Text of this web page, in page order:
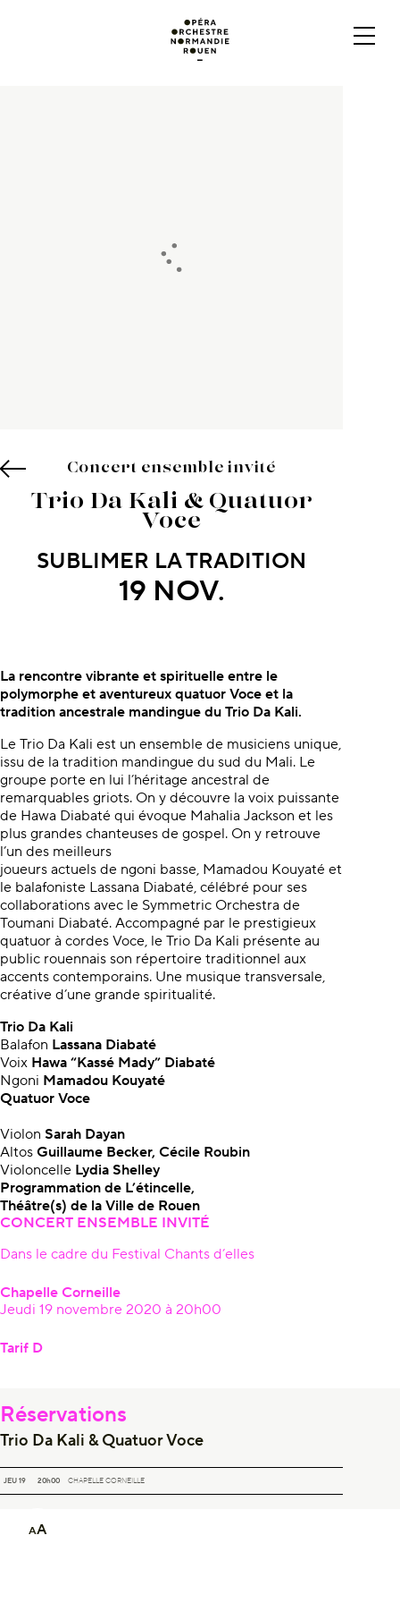
AA
Concert ensemble invité
Trio Da Kali & Quatuor
Voce
SUBLIMER LA TRADITION
19 NOV.
À propos du concert
La rencontre vibrante et spirituelle entre le
polymorphe et aventureux quatuor Voce et la
tradition ancestrale mandingue du Trio Da Kali.
Le Trio Da Kali est un ensemble de musiciens unique,
issu de la tradition mandingue du sud du Mali. Le
groupe porte en lui l’héritage ancestral de
remarquables griots. On y découvre la voix puissante
de Hawa Diabaté qui évoque Mahalia Jackson et les
plus grandes chanteuses de gospel. On y retrouve
l’un des meilleurs
joueurs actuels de ngoni basse, Mamadou Kouyaté et
le balafoniste Lassana Diabaté, célébré pour ses
collaborations avec le Symmetric Orchestra de
Toumani Diabaté. Accompagné par le prestigieux
quatuor à cordes Voce, le Trio Da Kali présente au
public rouennais son répertoire traditionnel aux
accents contemporains. Une musique transversale,
créative d’une grande spiritualité.
Trio Da Kali
Balafon Lassana Diabaté
Voix Hawa “Kassé Mady” Diabaté
Ngoni Mamadou Kouyaté
Quatuor Voce
Violon Sarah Dayan
Altos Guillaume Becker, Cécile Roubin
Violoncelle Lydia Shelley
Programmation de L’étincelle,
Théâtre(s) de la Ville de Rouen
CONCERT ENSEMBLE INVITÉ
Dans le cadre du Festival Chants d’elles
Chapelle Corneille
Jeudi 19 novembre 2020 à 20h00
Tarif D
Réservations
Trio Da Kali & Quatuor Voce
JEU 19 20h00
TRIO DA KALI & QUATUOR VOCE
CHAPELLE CORNEILLE